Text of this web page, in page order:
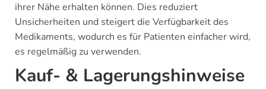
ihrer Nähe erhalten können. Dies reduziert
Unsicherheiten und steigert die Verfügbarkeit des
Medikaments, wodurch es für Patienten einfacher wird,
es regelmäßig zu verwenden.
Kauf- & Lagerungshinweise